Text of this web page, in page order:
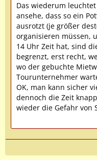
Das wiederum
ansehe, dass so ein
ausrotzt (je größer
organisieren müssen,
14 Uhr Zeit hat, sind
begrenzt, erst recht,
wo der gebuchte
Tourunternehmer
OK, man kann sicher
dennoch die Zeit
wieder die Gefahr von